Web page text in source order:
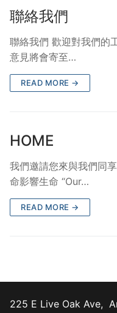
聯絡我們
聯絡我們 歡迎對我們的
意見將會寄至…
READ MORE →
HOME
我們邀請您來與我們同
命影響生命 “Our…
READ MORE →
225 E Live Oak Ave,